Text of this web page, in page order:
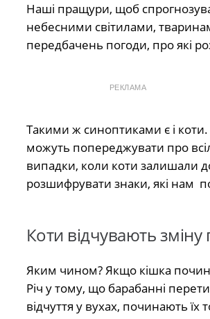
Наші пращури, щоб
небесними світилами,
передбачень погоди, про які
РЕКЛАМА
Такими ж синоптиками є і
можуть попереджувати про
випадки, коли коти залишали
розшифрувати знаки, які нам
Коти відчувають
Яким чином? Якщо кішка
Річ у тому, що барабанні
відчуття у вухах, починають їх